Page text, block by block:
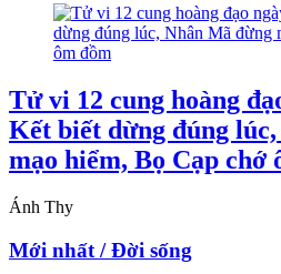
Tử vi 12 cung hoàng
Kết biết dừng đúng
mạo hiểm, Bọ Cạp chớ
Ánh Thy
Mới nhất / Đời sống